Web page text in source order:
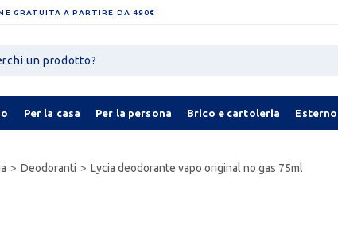
GRATUITA A PARTIRE DA 490€
Per la casa Per la persona Brico e cartoleria
Deodoranti Lycia deodorante vapo original no gas 75ml